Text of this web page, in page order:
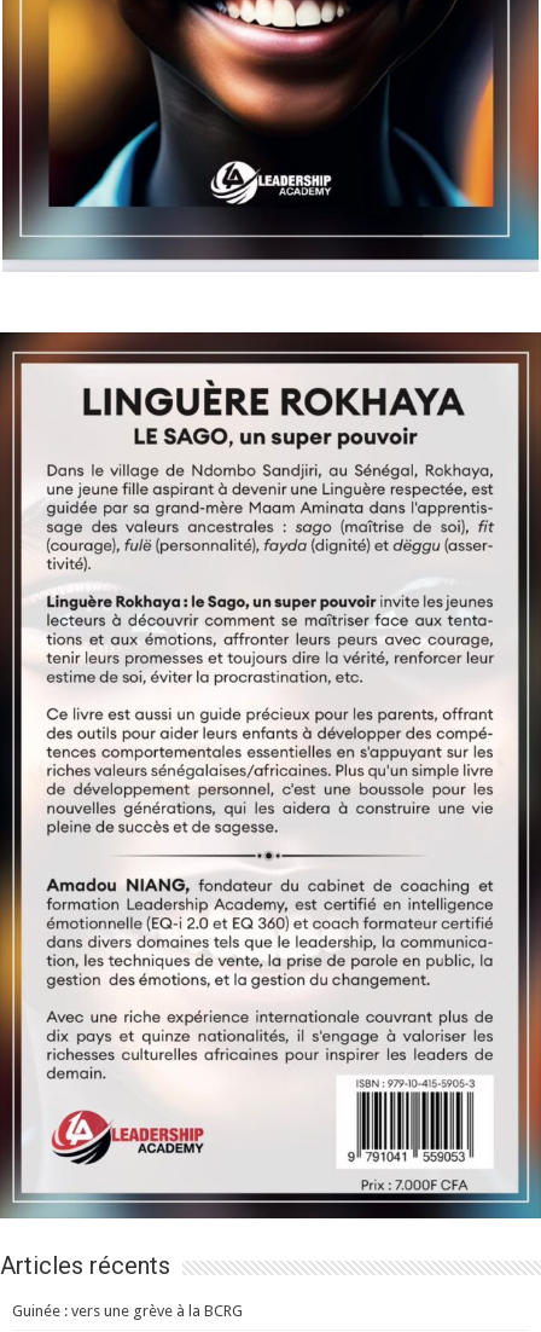
Articles récents
Guinée : vers une grève à la BCRG